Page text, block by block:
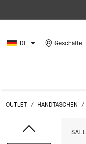
DE Geschäfte
OUTLET / HANDTASCHEN /
SALE